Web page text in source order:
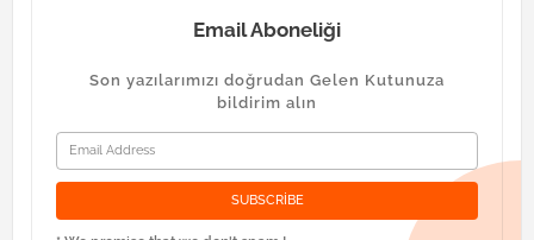
Email Aboneliği
Son yazılarımızı doğrudan Gelen Kutunuza
bildirim alın